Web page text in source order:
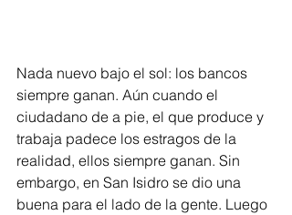
Nada nuevo bajo el sol: los bancos
siempre ganan. Aún cuando el
ciudadano de a pie, el que produce y
trabaja padece los estragos de la
realidad, ellos siempre ganan. Sin
embargo, en San Isidro se dio una
buena para el lado de la gente. Luego